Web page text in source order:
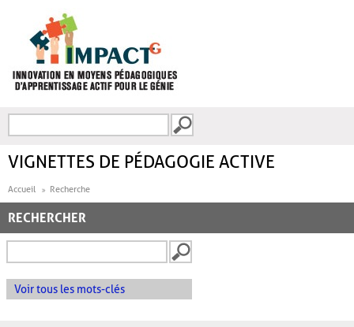
FORMULAIRE DE
VIGNETTES DE PÉDAGOGIE ACTIVE
Accueil Recherche
RECHERCHER
Voir tous les mots-clés